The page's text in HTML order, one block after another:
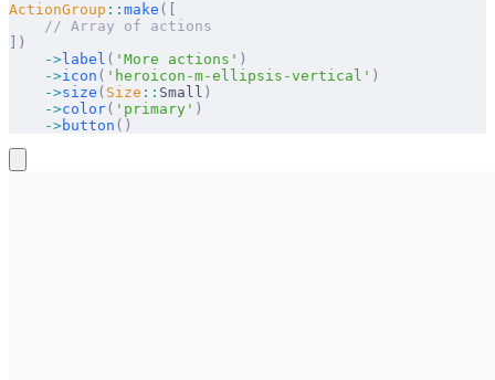
ActionGroup :: make ([
    // Array of actions
])
    ->
label ( 'More actions' )
    ->
icon ( 'heroicon-m-ellipsis-vertical' )
    ->
size ( Size :: Small )
    ->
color( 'primary' )
    ->
button ()